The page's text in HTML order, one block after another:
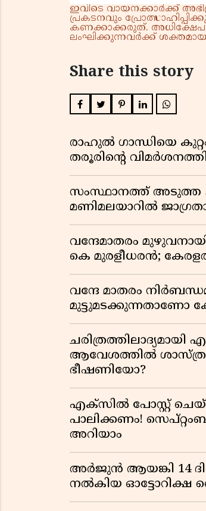
ഇവിടെ വായനക്കാർക്ക്
പ്രകടനവും
കണക്കാക്കരുത്.
ലംഘിക്കുന്നവർക്ക് ശക്തമായ
Share this story
രാഹുൽ ഗാന്ധിയെ
തരൂരിന്റെ
സംസ്ഥാനത്ത് അടുത്ത 5
മണിമലയാറിൽ
വന്ദേമാതരം
കെ മുരളീധരൻ;
വന്ദേ മാതരം
മുട്ടുമടക്കുന്നതാണോ
ആവേശത്തിൽ
ഭീഷണിയോ?
എക്സിൽ പോസ്റ്റ്
പാലിക്കണം!
അറിയാം
അർജുൻ ആയങ്കി 14
നൽകിയ ഓട്ടോറിക്ഷ